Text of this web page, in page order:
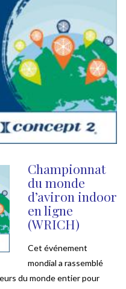
Championnat
du monde
d’aviron indoor
en ligne
(WRICH)
Cet événement
mondial a rassemblé
du monde entier pour